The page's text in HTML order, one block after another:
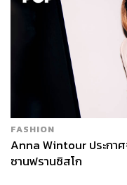
FASHION
Anna Wintour ประกา
ซานฟรานซิสโก